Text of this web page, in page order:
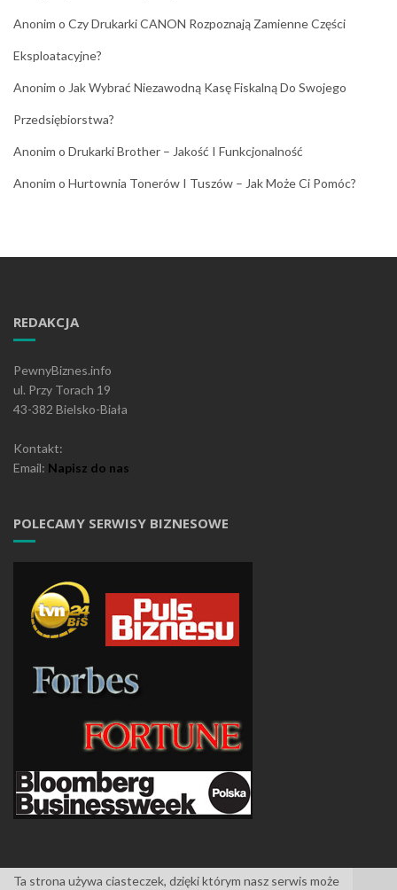
Anonim o Czy Drukarki CANON Rozpoznają Zamienne Części
Eksploatacyjne?
Anonim o Jak Wybrać Niezawodną Kasę Fiskalną Do Swojego
Przedsiębiorstwa?
Anonim o Drukarki Brother – Jakość I Funkcjonalność
Anonim o Hurtownia Tonerów I Tuszów – Jak Może Ci Pomóc?
REDAKCJA
PewnyBiznes.info
ul. Przy Torach 19
43-382 Bielsko-Biała
Kontakt:
Email: Napisz do nas
POLECAMY SERWISY BIZNESOWE
Ta strona używa ciasteczek, dzięki którym nasz serwis może